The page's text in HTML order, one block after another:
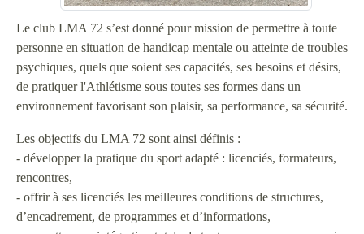
Le club LMA 72 s’est donné pour mission de permettre à toute
personne en situation de handicap mentale ou atteinte de troubles
psychiques, quels que soient ses capacités, ses besoins et désirs,
de pratiquer l'Athlétisme sous toutes ses formes dans un
environnement favorisant son plaisir, sa performance, sa sécurité.
Les objectifs du LMA 72 sont ainsi définis :
- développer la pratique du sport adapté : licenciés, formateurs,
rencontres,
- offrir à ses licenciés les meilleures conditions de structures,
d’encadrement, de programmes et d’informations,